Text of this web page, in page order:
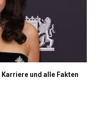
und alle Fakten